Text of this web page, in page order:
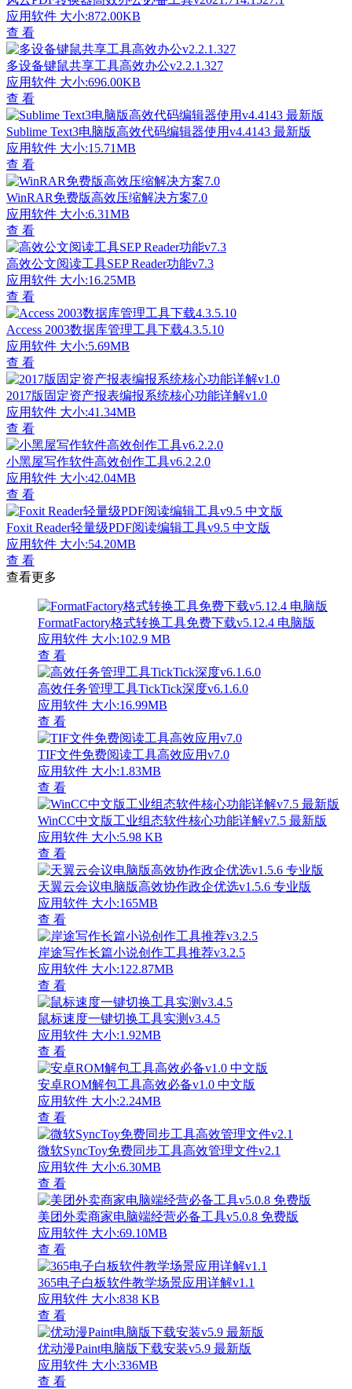
应用软件 大小:872.00KB
查 看
多设备键鼠共享工具高效办公v2.2.1.327
应用软件 大小:696.00KB
查 看
Sublime Text3电脑版高效代码编辑器使用v4.4143 最新版
应用软件 大小:15.71MB
查 看
WinRAR免费版高效压缩解决方案7.0
应用软件 大小:6.31MB
查 看
高效公文阅读工具SEP Reader功能v7.3
应用软件 大小:16.25MB
查 看
Access 2003数据库管理工具下载4.3.5.10
应用软件 大小:5.69MB
查 看
2017版固定资产报表编报系统核心功能详解v1.0
应用软件 大小:41.34MB
查 看
小黑屋写作软件高效创作工具v6.2.2.0
应用软件 大小:42.04MB
查 看
Foxit Reader轻量级PDF阅读编辑工具v9.5 中文版
应用软件 大小:54.20MB
查 看
查看更多
FormatFactory格式转换工具免费下载v5.12.4 电脑版
应用软件 大小:102.9 MB
查 看
高效任务管理工具TickTick深度v6.1.6.0
应用软件 大小:16.99MB
查 看
TIF文件免费阅读工具高效应用v7.0
应用软件 大小:1.83MB
查 看
WinCC中文版工业组态软件核心功能详解v7.5 最新版
应用软件 大小:5.98 KB
查 看
天翼云会议电脑版高效协作政企优选v1.5.6 专业版
应用软件 大小:165MB
查 看
岸途写作长篇小说创作工具推荐v3.2.5
应用软件 大小:122.87MB
查 看
鼠标速度一键切换工具实测v3.4.5
应用软件 大小:1.92MB
查 看
安卓ROM解包工具高效必备v1.0 中文版
应用软件 大小:2.24MB
查 看
微软SyncToy免费同步工具高效管理文件v2.1
应用软件 大小:6.30MB
查 看
美团外卖商家电脑端经营必备工具v5.0.8 免费版
应用软件 大小:69.10MB
查 看
365电子白板软件教学场景应用详解v1.1
应用软件 大小:838 KB
查 看
优动漫Paint电脑版下载安装v5.9 最新版
应用软件 大小:336MB
查 看